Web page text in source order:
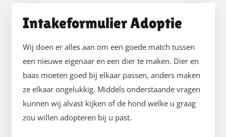
Intakeformulier Adoptie
Wij doen er alles aan om een goede match tussen
een nieuwe eigenaar en een dier te maken. Dier en
baas moeten goed bij elkaar passen, anders maken
ze elkaar ongelukkig. Middels onderstaande vragen
kunnen wij alvast kijken of de hond welke u graag
zou willen adopteren bij u past.